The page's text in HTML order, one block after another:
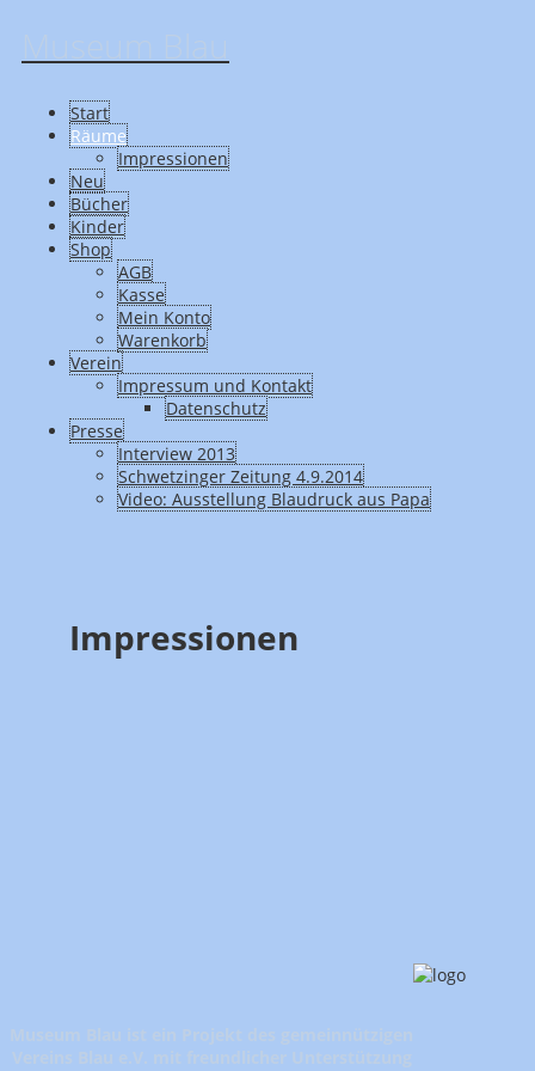
Start
Räume
Impressionen
Neu
Bücher
Kinder
Shop
AGB
Kasse
Mein Konto
Warenkorb
Verein
Impressum und Kontakt
Datenschutz
Presse
Interview 2013
Schwetzinger Zeitung 4.9.2014
Video: Ausstellung Blaudruck aus Papa
Impressionen